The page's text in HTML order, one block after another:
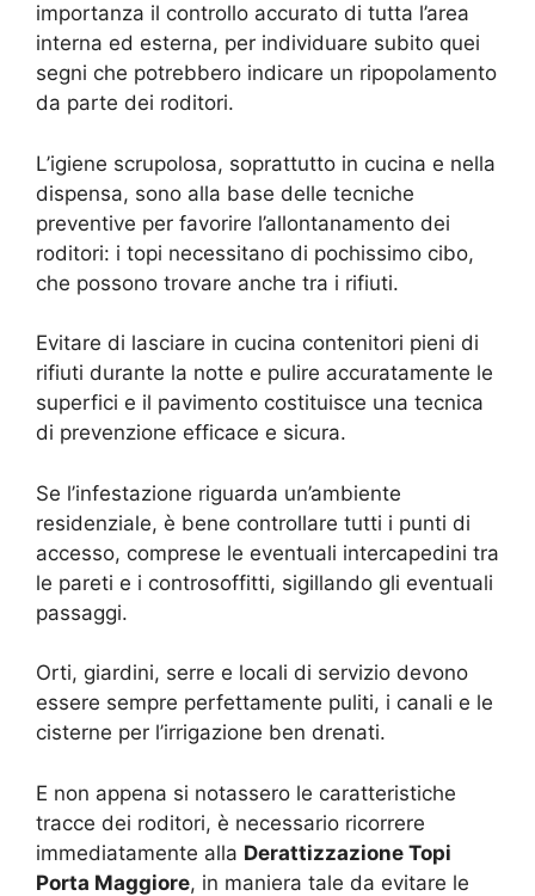
importanza il controllo accurato di tutta l’area
interna ed esterna, per individuare subito quei
segni che potrebbero indicare un ripopolamento
da parte dei roditori.
L’igiene scrupolosa, soprattutto in cucina e nella
dispensa, sono alla base delle tecniche
preventive per favorire l’allontanamento dei
roditori: i topi necessitano di pochissimo cibo,
che possono trovare anche tra i rifiuti.
Evitare di lasciare in cucina contenitori pieni di
rifiuti durante la notte e pulire accuratamente le
superfici e il pavimento costituisce una tecnica
di prevenzione efficace e sicura.
Se l’infestazione riguarda un’ambiente
residenziale, è bene controllare tutti i punti di
accesso, comprese le eventuali intercapedini tra
le pareti e i controsoffitti, sigillando gli eventuali
passaggi.
Orti, giardini, serre e locali di servizio devono
essere sempre perfettamente puliti, i canali e le
cisterne per l’irrigazione ben drenati.
E non appena si notassero le caratteristiche
tracce dei roditori, è necessario ricorrere
immediatamente alla Derattizzazione Topi
Porta Maggiore, in maniera tale da evitare le